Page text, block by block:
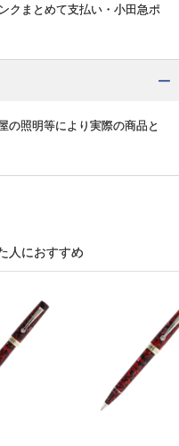
クまとめて支払い・小田急ポ
の照明等により実際の商品と
人におすすめ